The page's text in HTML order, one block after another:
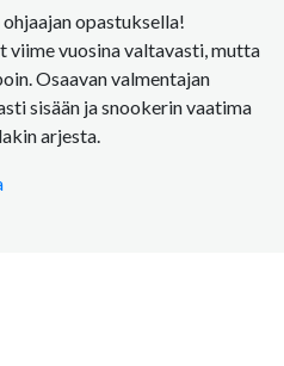
opastuksella!
viime vuosina valtavasti, mutta
Osaavan valmentajan
sisään ja snookerin vaatima
arjesta.